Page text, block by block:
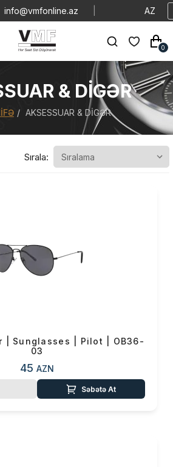
info@vmfonline.az AZ
0
& DIGƏR
AKSESSUAR & DIGƏR
Sırala:
| Sunglasses | Pilot | OB36-
03
45 AZN
Səbətə At